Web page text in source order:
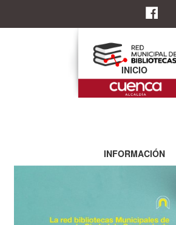
INICIO
INFORMACIÓN